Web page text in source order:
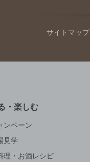
サイトマップ
・楽しむ
ンペーン
見学
理・お酒レシピ